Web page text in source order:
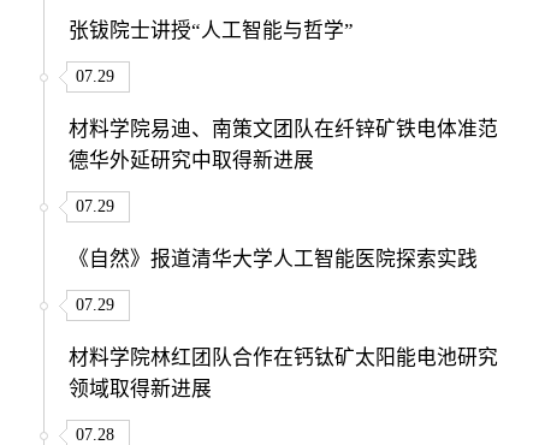
张钹院士讲授“人工智能与哲学”
07.29
材料学院易迪、南策文团队在纤锌矿铁电体准范
德华外延研究中取得新进展
07.29
《自然》报道清华大学人工智能医院探索实践
07.29
材料学院林红团队合作在钙钛矿太阳能电池研究
领域取得新进展
07.28